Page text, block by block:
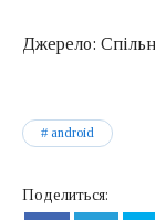
Джерело:
android
Поделиться: